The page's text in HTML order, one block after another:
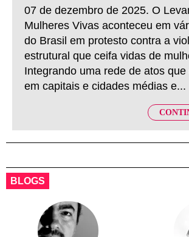
07 de dezembro de 2025. O
Mulheres Vivas aconteceu em
do Brasil em protesto contra a
estrutural que ceifa vidas de
Integrando uma rede de atos que
em capitais e cidades médias e...
BLOGS